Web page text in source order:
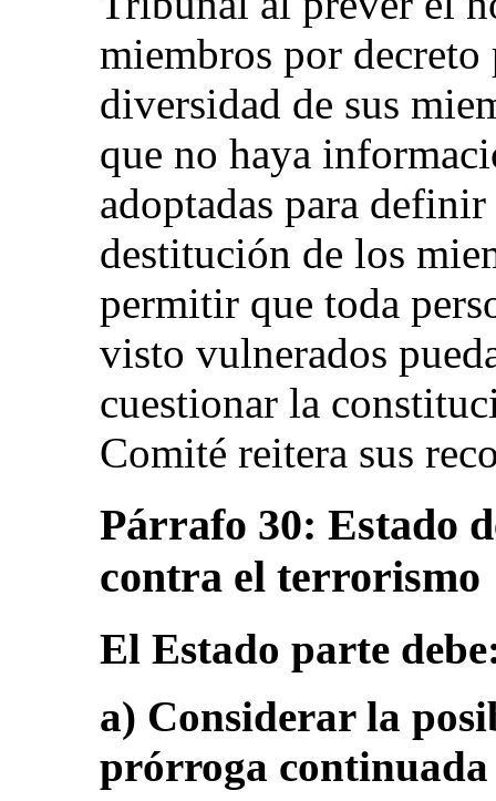
miembros por
diversidad de sus
que no haya
adoptadas para
destitución de los
permitir que toda
visto vulnerados
cuestionar la
Comité reitera sus
Párrafo 30: Estado
contra el terrorismo
El Estado parte
a) Considerar la
prórroga continuada